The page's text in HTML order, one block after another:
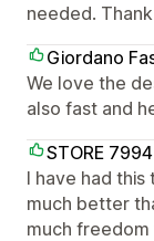
needed.
Giordano
We love the
also fast and
STORE 7994
I have had
much better
much